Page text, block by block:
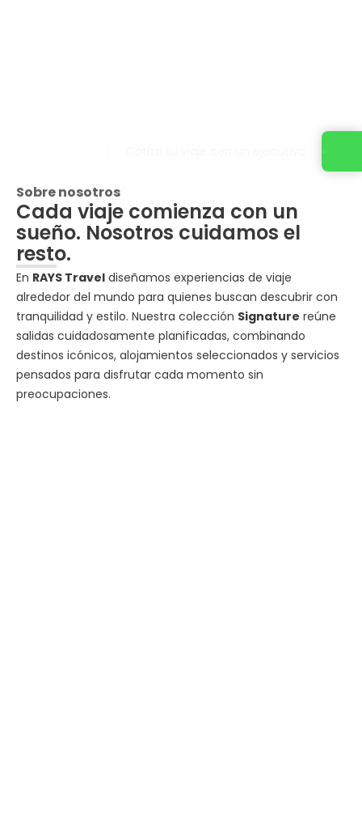
Sobre nosotros
Cada viaje comienza con un
sueño. Nosotros cuidamos el
resto.
En RAYS Travel diseñamos experiencias de viaje
alrededor del mundo para quienes buscan descubrir con
tranquilidad y estilo. Nuestra colección Signature reúne
salidas cuidadosamente planificadas, combinando
destinos icónicos, alojamientos seleccionados y servicios
pensados para disfrutar cada momento sin
preocupaciones.